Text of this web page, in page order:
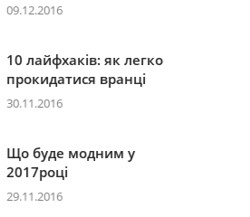
09.12.2016
10 лайфхаків: як легко
прокидатися вранці
30.11.2016
Що буде модним у
2017році
29.11.2016